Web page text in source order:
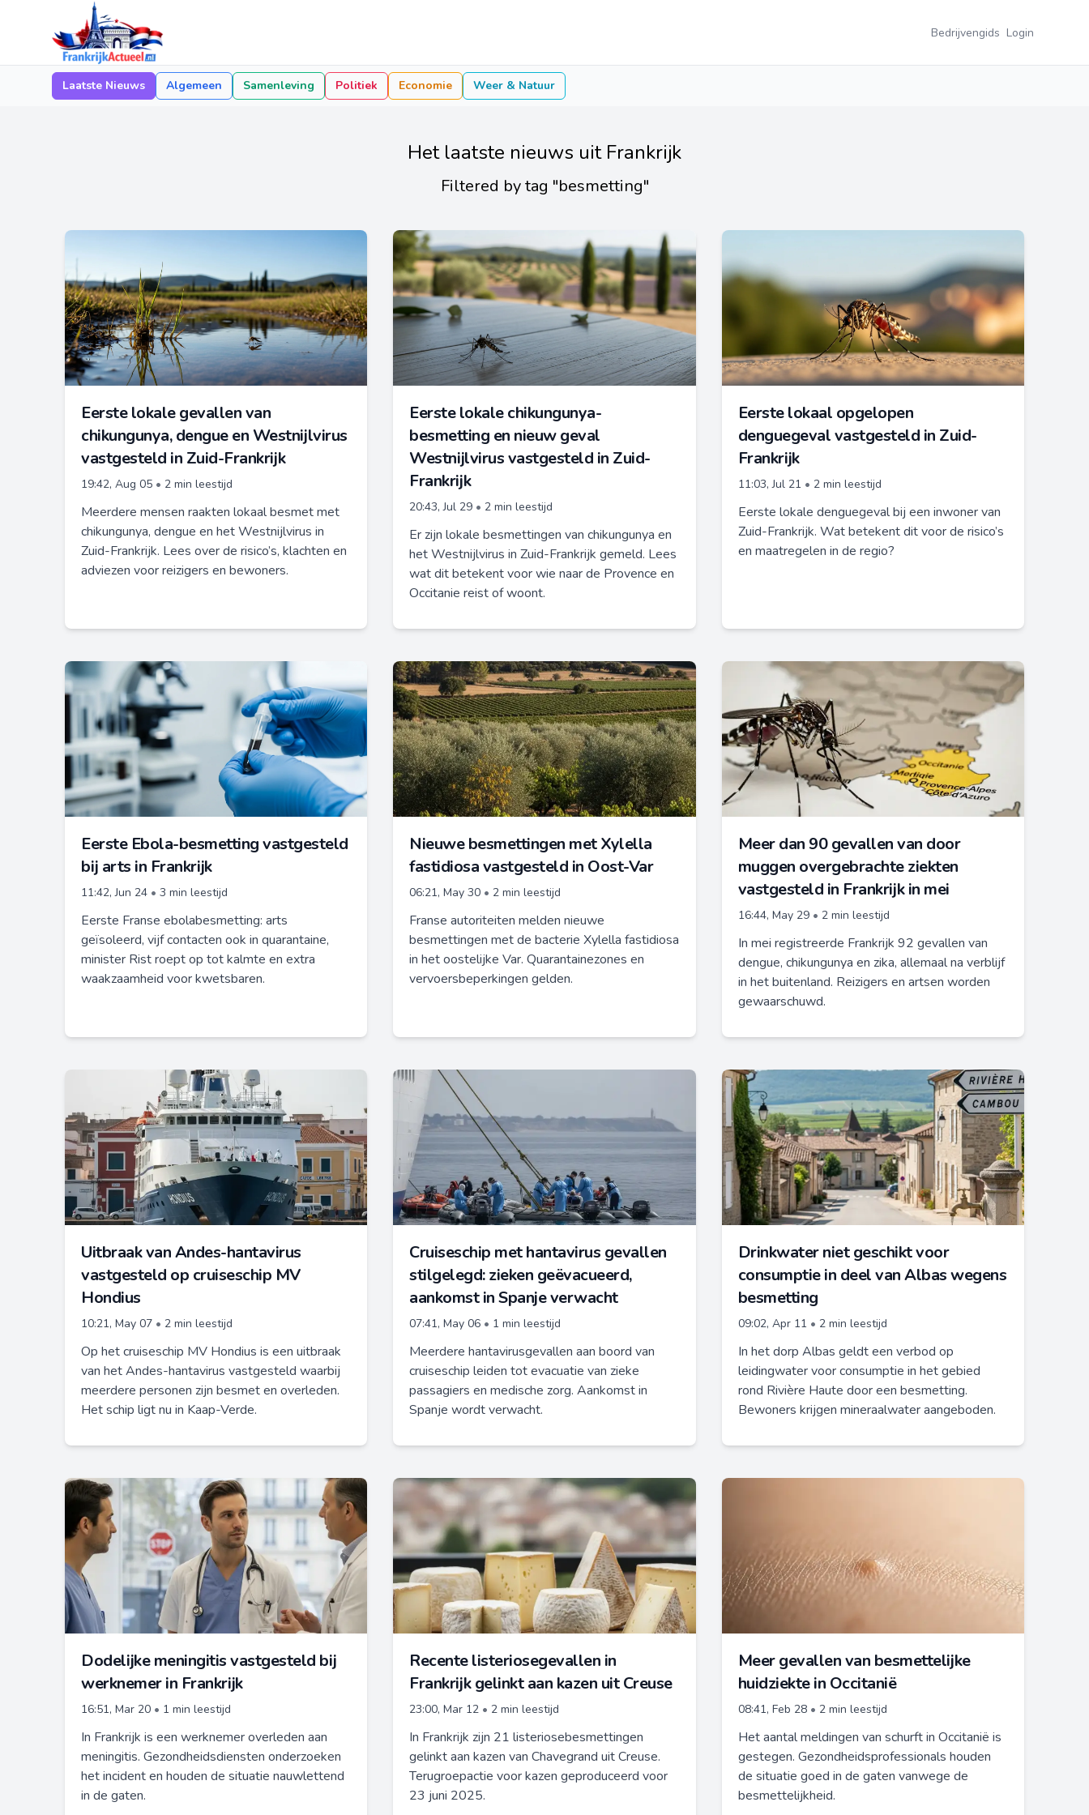
Bedrijvengids Login
Laatste Nieuws Algemeen Samenleving Politiek Economie Weer & Natuur
Het laatste nieuws uit Frankrijk
Filtered by tag "besmetting"
Eerste lokale gevallen van
chikungunya, dengue en Westnijlvirus
vastgesteld in Zuid-Frankrijk
19:42, Aug 05 • 2 min leestijd
Meerdere mensen raakten lokaal besmet met
chikungunya, dengue en het Westnijlvirus in
Zuid-Frankrijk. Lees over de risico’s, klachten en
adviezen voor reizigers en bewoners.
Eerste lokale chikungunya-
besmetting en nieuw geval
Westnijlvirus vastgesteld in Zuid-
Frankrijk
20:43, Jul 29 • 2 min leestijd
Er zijn lokale besmettingen van chikungunya en
het Westnijlvirus in Zuid-Frankrijk gemeld. Lees
wat dit betekent voor wie naar de Provence en
Occitanie reist of woont.
Eerste lokaal opgelopen
denguegeval vastgesteld in Zuid-
Frankrijk
11:03, Jul 21 • 2 min leestijd
Eerste lokale denguegeval bij een inwoner van
Zuid-Frankrijk. Wat betekent dit voor de risico’s
en maatregelen in de regio?
Eerste Ebola-besmetting vastgesteld
bij arts in Frankrijk
11:42, Jun 24 • 3 min leestijd
Eerste Franse ebolabesmetting: arts
geïsoleerd, vijf contacten ook in quarantaine,
minister Rist roept op tot kalmte en extra
waakzaamheid voor kwetsbaren.
Nieuwe besmettingen met Xylella
fastidiosa vastgesteld in Oost-Var
06:21, May 30 • 2 min leestijd
Franse autoriteiten melden nieuwe
besmettingen met de bacterie Xylella fastidiosa
in het oostelijke Var. Quarantainezones en
vervoersbeperkingen gelden.
Meer dan 90 gevallen van door
muggen overgebrachte ziekten
vastgesteld in Frankrijk in mei
16:44, May 29 • 2 min leestijd
In mei registreerde Frankrijk 92 gevallen van
dengue, chikungunya en zika, allemaal na verblijf
in het buitenland. Reizigers en artsen worden
gewaarschuwd.
Uitbraak van Andes-hantavirus
vastgesteld op cruiseschip MV
Hondius
10:21, May 07 • 2 min leestijd
Op het cruiseschip MV Hondius is een uitbraak
van het Andes-hantavirus vastgesteld waarbij
meerdere personen zijn besmet en overleden.
Het schip ligt nu in Kaap-Verde.
Cruiseschip met hantavirus gevallen
stilgelegd: zieken geëvacueerd,
aankomst in Spanje verwacht
07:41, May 06 • 1 min leestijd
Meerdere hantavirusgevallen aan boord van
cruiseschip leiden tot evacuatie van zieke
passagiers en medische zorg. Aankomst in
Spanje wordt verwacht.
Drinkwater niet geschikt voor
consumptie in deel van Albas wegens
besmetting
09:02, Apr 11 • 2 min leestijd
In het dorp Albas geldt een verbod op
leidingwater voor consumptie in het gebied
rond Rivière Haute door een besmetting.
Bewoners krijgen mineraalwater aangeboden.
Dodelijke meningitis vastgesteld bij
werknemer in Frankrijk
16:51, Mar 20 • 1 min leestijd
In Frankrijk is een werknemer overleden aan
meningitis. Gezondheidsdiensten onderzoeken
het incident en houden de situatie nauwlettend
in de gaten.
Recente listeriosegevallen in
Frankrijk gelinkt aan kazen uit Creuse
23:00, Mar 12 • 2 min leestijd
In Frankrijk zijn 21 listeriosebesmettingen
gelinkt aan kazen van Chavegrand uit Creuse.
Terugroepactie voor kazen geproduceerd voor
23 juni 2025.
Meer gevallen van besmettelijke
huidziekte in Occitanië
08:41, Feb 28 • 2 min leestijd
Het aantal meldingen van schurft in Occitanië is
gestegen. Gezondheidsprofessionals houden
de situatie goed in de gaten vanwege de
besmettelijkheid.